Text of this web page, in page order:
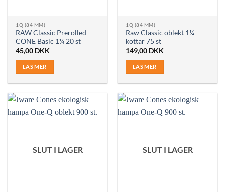
1Q (84 MM)
RAW Classic Prerolled
CONE Basic 1¼ 20 st
45,00 DKK
LÄS MER
1Q (84 MM)
Raw Classic oblekt 1¼
kottar 75 st
149,00 DKK
LÄS MER
SLUT I LAGER SLUT I LAGER